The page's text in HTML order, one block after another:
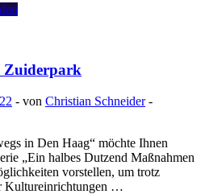
Zuiderpark
- von Christian Schneider-
in Den Haag“ möchte Ihnen
„Ein halbes Dutzend Maßnahmen
vorstellen, um trotz
Kultureinrichtungen …